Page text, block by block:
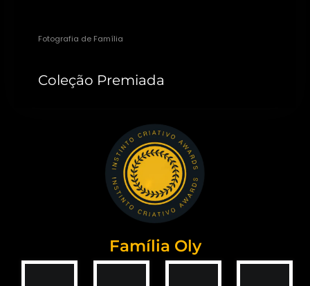
Fotografia de Família
Coleção Premiada
Família Oly